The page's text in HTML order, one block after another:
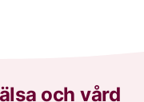
och vård